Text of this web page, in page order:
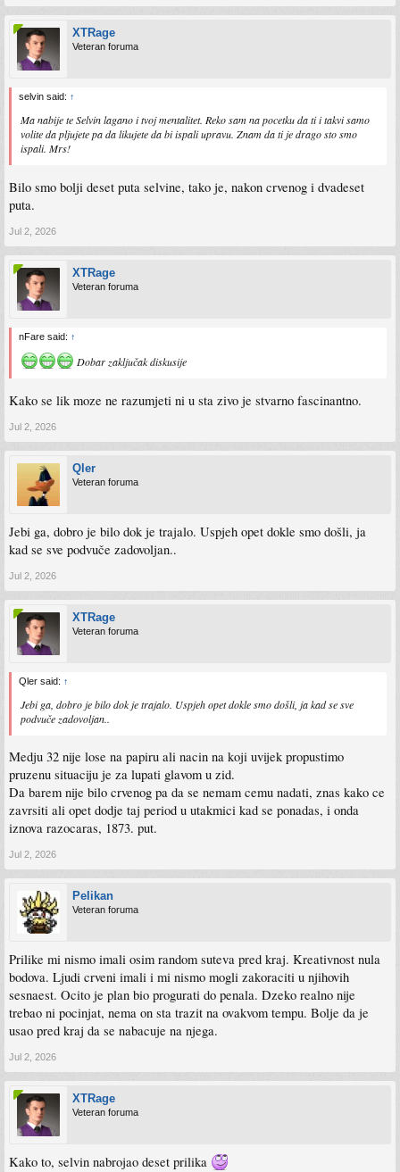
XTRage
Veteran foruma
selvin said: ↑
Ma nabije te Selvin lagano i tvoj mentalitet. Reko sam na pocetku da ti i takvi samo
volite da pljujete pa da likujete da bi ispali upravu. Znam da ti je drago sto smo
ispali. Mrs!
Bilo smo bolji deset puta selvine, tako je, nakon crvenog i dvadeset
puta.
Jul 2, 2026
XTRage
Veteran foruma
nFare said: ↑
Dobar zaključak diskusije
Kako se lik moze ne razumjeti ni u sta zivo je stvarno fascinantno.
Jul 2, 2026
Qler
Veteran foruma
Jebi ga, dobro je bilo dok je trajalo. Uspjeh opet dokle smo došli, ja
kad se sve podvuče zadovoljan..
Jul 2, 2026
XTRage
Veteran foruma
Qler said: ↑
Jebi ga, dobro je bilo dok je trajalo. Uspjeh opet dokle smo došli, ja kad se sve
podvuče zadovoljan..
Medju 32 nije lose na papiru ali nacin na koji uvijek propustimo
pruzenu situaciju je za lupati glavom u zid.
Da barem nije bilo crvenog pa da se nemam cemu nadati, znas kako ce
zavrsiti ali opet dodje taj period u utakmici kad se ponadas, i onda
iznova razocaras, 1873. put.
Jul 2, 2026
Pelikan
Veteran foruma
Prilike mi nismo imali osim random suteva pred kraj. Kreativnost nula
bodova. Ljudi crveni imali i mi nismo mogli zakoraciti u njihovih
sesnaest. Ocito je plan bio progurati do penala. Dzeko realno nije
trebao ni pocinjat, nema on sta trazit na ovakvom tempu. Bolje da je
usao pred kraj da se nabacuje na njega.
Jul 2, 2026
XTRage
Veteran foruma
Kako to, selvin nabrojao deset prilika